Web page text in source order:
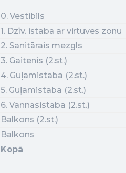
0. Vestibils
1. Dzīv. istaba ar virtuves zonu
2. Sanitārais mezgls
3. Gaitenis (2.st.)
4. Guļamistaba (2.st.)
5. Guļamistaba (2.st.)
6. Vannasistaba (2.st.)
Balkons (2.st.)
Balkons
Kopā